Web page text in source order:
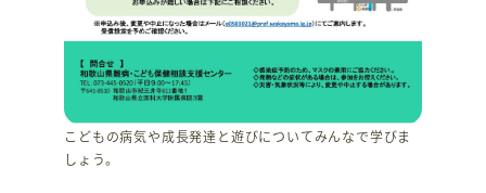
こどもの病気や成長発達と遊びについてみんなで学びま
しょう。